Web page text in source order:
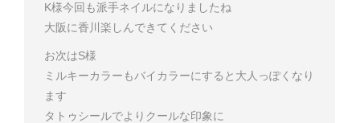
K様今回も派手ネイルになりましたね
大阪に香川楽しんできてください
お次はS様
ミルキーカラーもバイカラーにすると大人っぽくなり
ます
タトゥシールでよりクールな印象に